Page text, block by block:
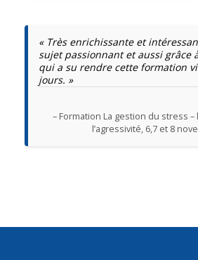
« Très enrichissante et
sujet passionnant et aussi grâce
qui a su rendre cette formation
jours. »
– Formation La gestion du stress
l’agressivité, 6,7 et 8